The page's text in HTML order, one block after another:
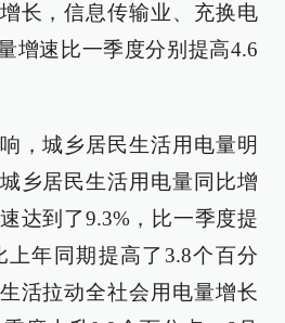
长，信息传输业、充换电
增速比一季度分别提高4.6
，城乡居民生活用电量明
乡居民生活用电量同比增
达到了9.3%，比一季度提
上年同期提高了3.8个百分
活拉动全社会用电量增长